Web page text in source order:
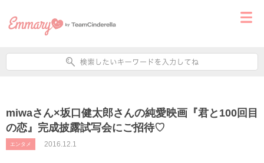
miwaさん×坂口健太郎さんの純愛映画『君と100回目
の恋』完成披露試写会にご招待♡
エンタメ 2016.12.1